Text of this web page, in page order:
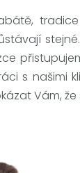
s našimi
Vám, že